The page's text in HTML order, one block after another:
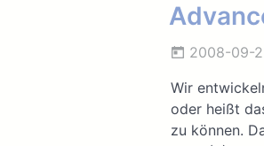
2008-09-
Wir
oder heißt
zu können.